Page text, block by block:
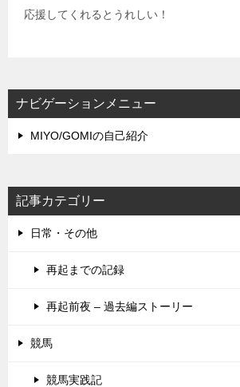
応援してくれるとうれしい！
ナビゲーションメニュー
MIYO/GOMIの自己紹介
記事カテゴリー
日常・その他
再起までの記録
再起前夜 – 過去編ストーリー
競馬
競馬実践記